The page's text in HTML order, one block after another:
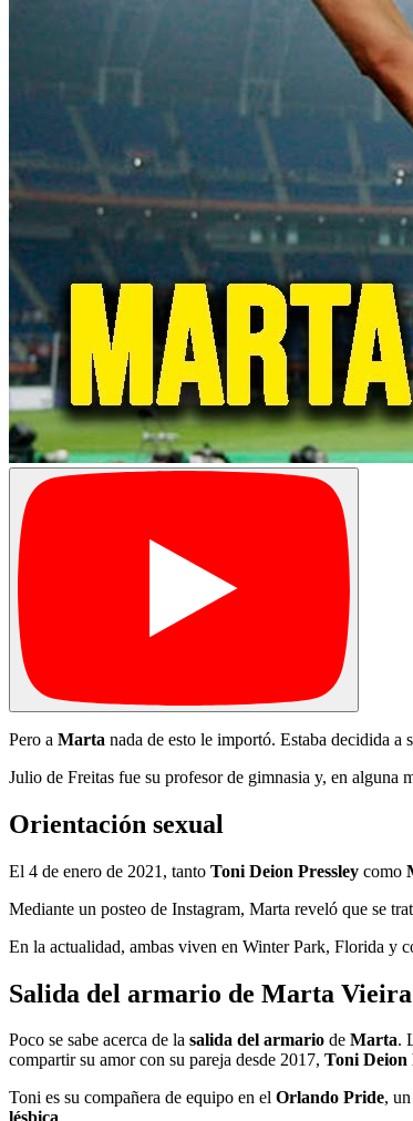
Pero a Marta nada de esto le importó. Estaba decidida a
Julio de Freitas fue su profesor de gimnasia y, en alguna
Orientación sexual
El 4 de enero de 2021, tanto Toni Deion Pressley como
Mediante un posteo de Instagram, Marta reveló que se
En la actualidad, ambas viven en Winter Park, Florida y
Salida del armario de Marta
Poco se sabe acerca de la salida del armario de Marta.
compartir su amor con su pareja desde 2017, Toni Deion
Toni es su compañera de equipo en el Orlando Pride,